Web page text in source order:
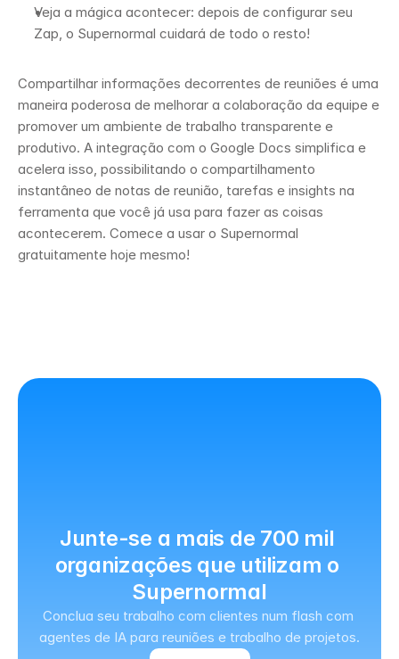
Veja a mágica acontecer: depois de configurar seu
Zap, o Supernormal cuidará de todo o resto!
Compartilhar informações decorrentes de reuniões é uma
maneira poderosa de melhorar a colaboração da equipe e
promover um ambiente de trabalho transparente e
produtivo. A integração com o Google Docs simplifica e
acelera isso, possibilitando o compartilhamento
instantâneo de notas de reunião, tarefas e insights na
ferramenta que você já usa para fazer as coisas
acontecerem. Comece a usar o Supernormal
gratuitamente hoje mesmo!
Junte-se a mais de 700 mil
organizações que utilizam o
Supernormal
Conclua seu trabalho com clientes num flash com
agentes de IA para reuniões e trabalho de projetos.